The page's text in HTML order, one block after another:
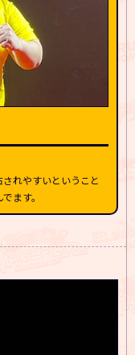
れやすいということ
ます。